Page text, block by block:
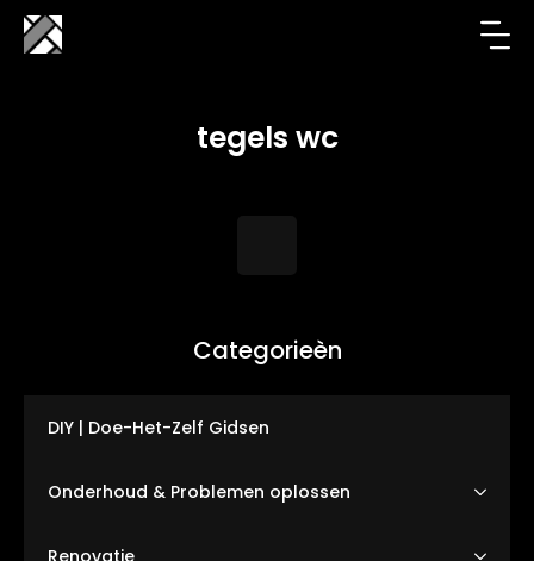
tegels wc
Categorieèn
DIY | Doe-Het-Zelf Gidsen
Onderhoud & Problemen oplossen
Renovatie